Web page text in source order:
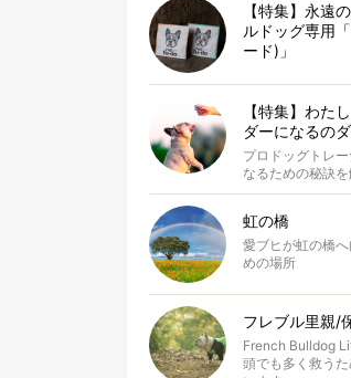
【特集】永遠
ルドッグ専用
ード)」
【特集】わた
ダーになるのダ
プロドッグトレ
なるための秘訣を
虹の橋
愛ブヒが虹の橋
めの場所
フレブル里親/
French Bulldog
頭でも多く救う